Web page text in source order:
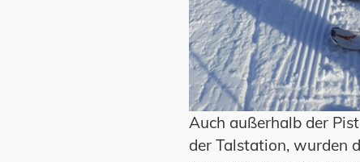
Auch außerhalb der
der Talstation, wurden